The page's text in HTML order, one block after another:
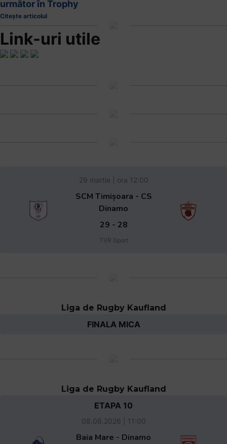
următor în Trophy
Citește articolul
Link-uri utile
29 martie | ora 12:00
SCM Timișoara - CS
Dinamo
29 - 28
TVR Sport
Liga de Rugby Kaufland
FINALA MICA
Liga de Rugby Kaufland
ETAPA 10
08.08.2026 | 11:00
Baia Mare - Dinamo